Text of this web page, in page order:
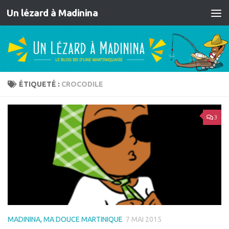
Skip to content
Un lézard à Madinina
ÉTIQUETÉ : CROCODILE
3
MADININA, MA DOUCE MARTINIQUE 7 MAI 2015